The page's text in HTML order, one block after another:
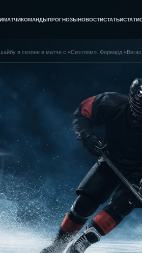
МАТЧИКОМАНДЫПРОГНОЗЫНОВОСТИСТАТЬИ
в сезоне в матче с «Сиэтлом». Форвард